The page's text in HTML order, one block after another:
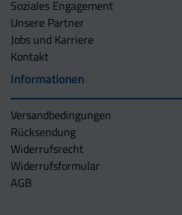
Soziales Engagement
Unsere Partner
Jobs und Karriere
Kontakt
Informationen
Versandbedingungen
Rücksendung
Widerrufsrecht
Widerrufsformular
AGB